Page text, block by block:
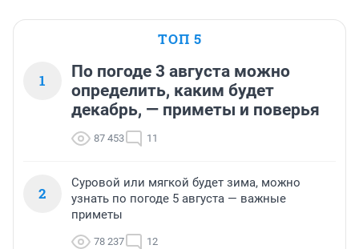
ТОП 5
1
По погоде 3 августа можно
определить, каким будет
декабрь, — приметы и поверья
87 453 11
2
Суровой или мягкой будет зима, можно
узнать по погоде 5 августа — важные
приметы
78 237 12